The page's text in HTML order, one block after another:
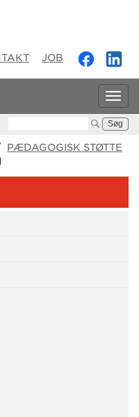
JOB
PÆDAGOGISK STØTTE